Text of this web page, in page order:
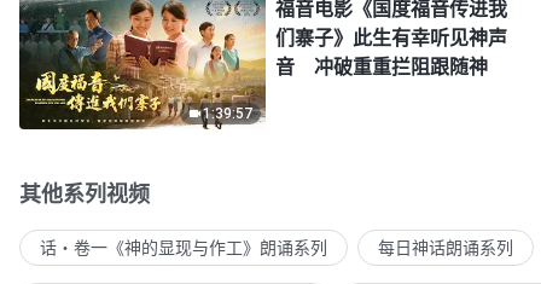
1:39:57
福音电影《国度福音传进我
们寨子》此生有幸听见神声
音 冲破重重拦阻跟随神
其他系列视频
话・卷一《神的显现与作工》朗诵系列 每日神话朗诵系列